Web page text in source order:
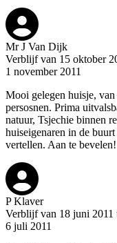
Mr J Van Dijk
Verblijf van 15 oktober
1 november 2011
Mooi gelegen huisje,
persosnen. Prima
natuur, Tsjechie binnen
huiseigenaren in de
vertellen. Aan te bevelen!
P Klaver
Verblijf van 18 juni 2011
6 juli 2011